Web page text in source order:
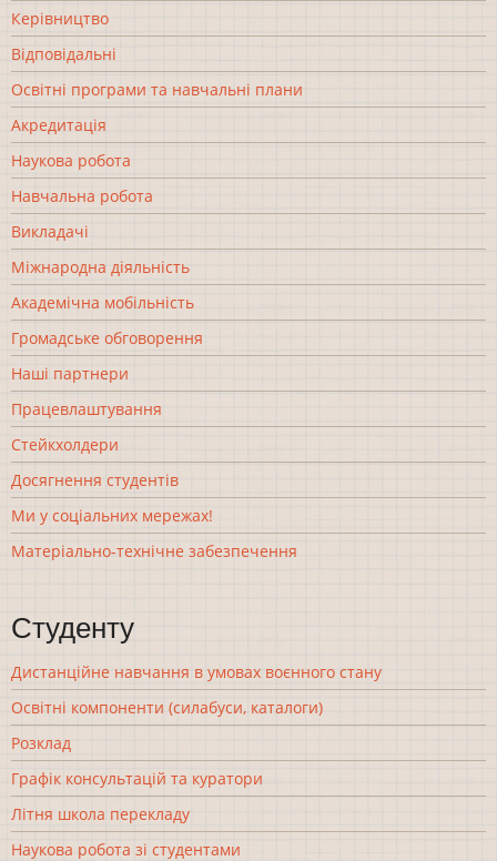
Керівництво
Відповідальні
Освітні програми та навчальні плани
Акредитація
Наукова робота
Навчальна робота
Викладачі
Міжнародна діяльність
Академічна мобільність
Громадське обговорення
Наші партнери
Працевлаштування
Стейкхолдери
Досягнення студентів
Ми у соціальних мережах!
Матеріально-технічне забезпечення
Студенту
Дистанційне навчання в умовах воєнного стану
Освітні компоненти (силабуси, каталоги)
Розклад
Графік консультацій та куратори
Літня школа перекладу
Наукова робота зі студентами